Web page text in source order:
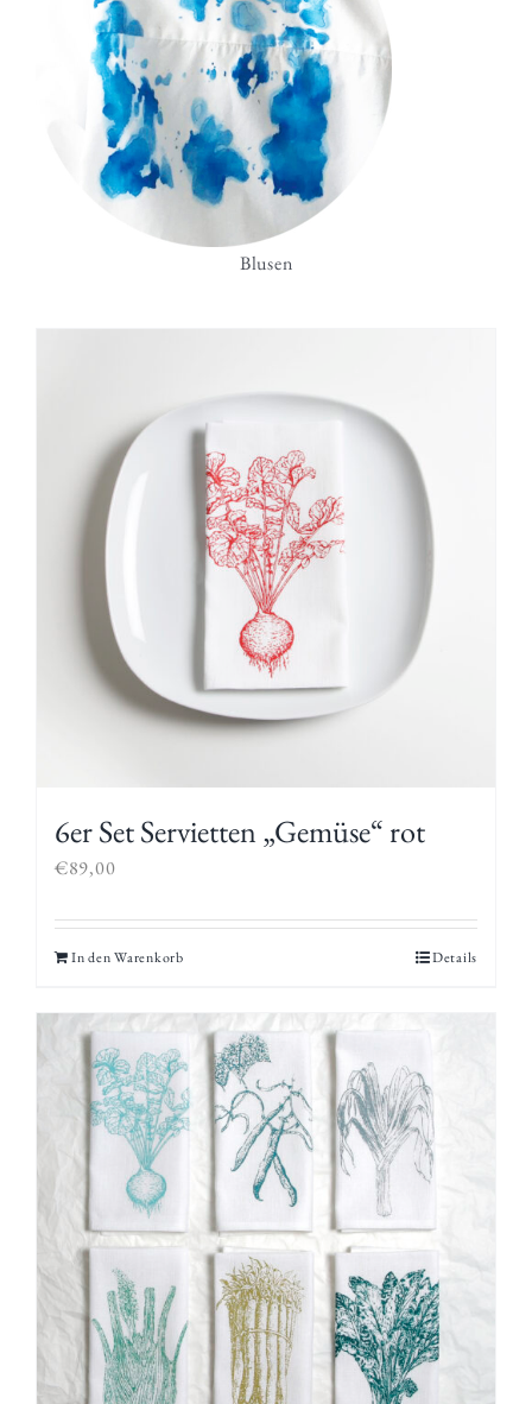
Blusen
6er Set Servietten „Gemüse“ rot
€89,00
In den Warenkorb Details